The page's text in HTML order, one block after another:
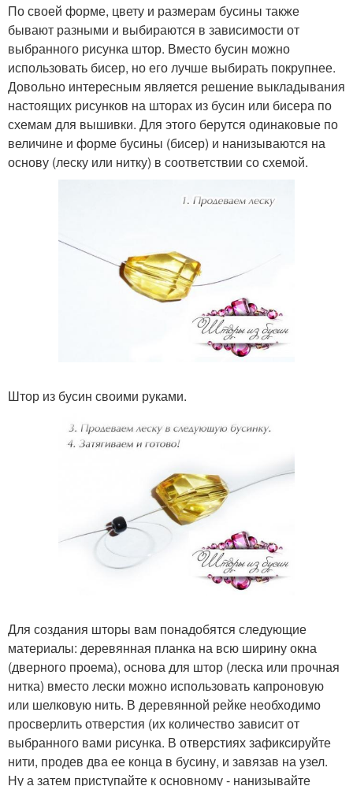
По своей форме, цвету и размерам бусины также
бывают разными и выбираются в зависимости от
выбранного рисунка штор. Вместо бусин можно
использовать бисер, но его лучше выбирать покрупнее.
Довольно интересным является решение выкладывания
настоящих рисунков на шторах из бусин или бисера по
схемам для вышивки. Для этого берутся одинаковые по
величине и форме бусины (бисер) и нанизываются на
основу (леску или нитку) в соответствии со схемой.
Штор из бусин своими руками.
Для создания шторы вам понадобятся следующие
материалы: деревянная планка на всю ширину окна
(дверного проема), основа для штор (леска или прочная
нитка) вместо лески можно использовать капроновую
или шелковую нить. В деревянной рейке необходимо
просверлить отверстия (их количество зависит от
выбранного вами рисунка. В отверстиях зафиксируйте
нити, продев два ее конца в бусину, и завязав на узел.
Ну а затем приступайте к основному - нанизывайте